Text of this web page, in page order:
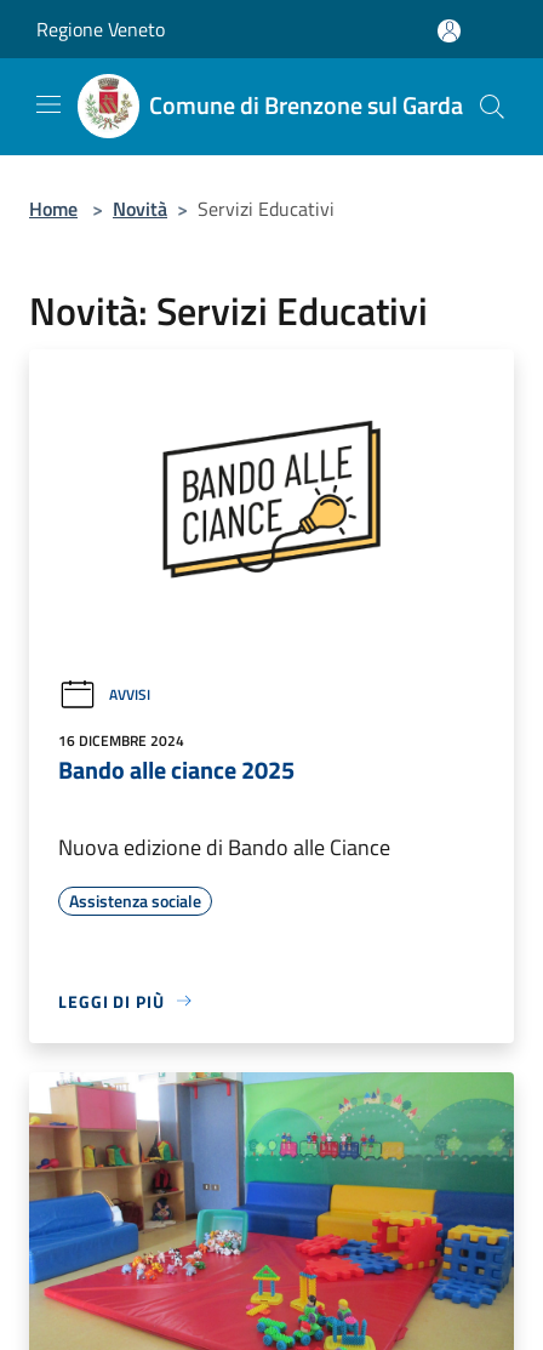
Regione Veneto
Comune di Brenzone sul Garda
Home > Novità > Servizi Educativi
Novità: Servizi Educativi
AVVISI
16 DICEMBRE 2024
Bando alle ciance 2025
Nuova edizione di Bando alle Ciance
Assistenza sociale
LEGGI DI PIÙ